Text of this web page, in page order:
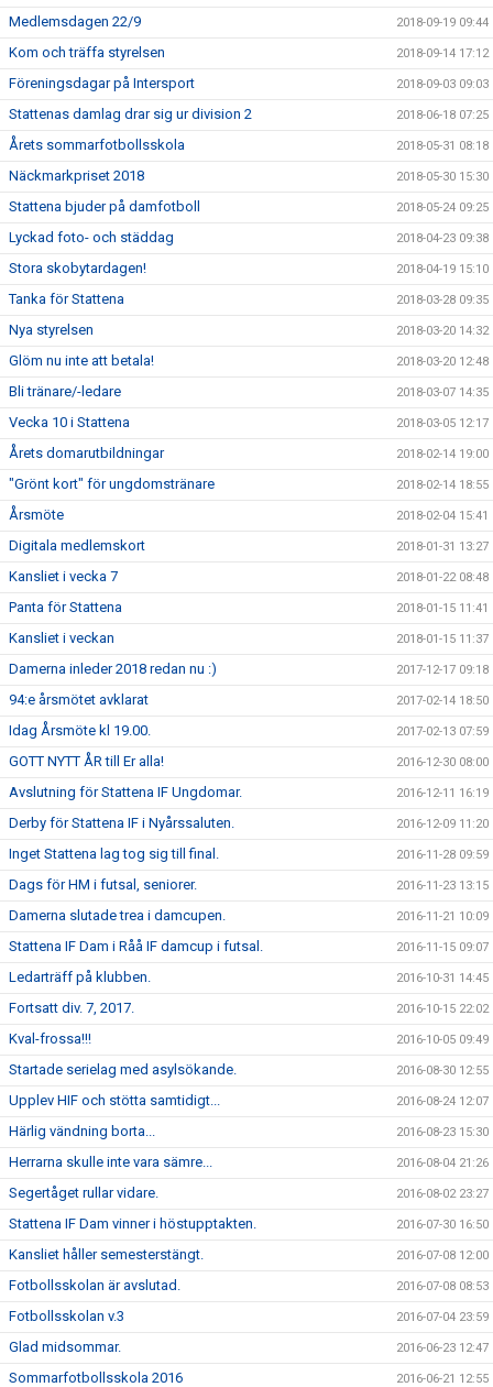
Medlemsdagen 22/9 2018-09-19 09:44
Kom och träffa styrelsen 2018-09-14 17:12
Föreningsdagar på Intersport 2018-09-03 09:03
Stattenas damlag drar sig ur division 2 2018-06-18 07:25
Årets sommarfotbollsskola 2018-05-31 08:18
Näckmarkpriset 2018 2018-05-30 15:30
Stattena bjuder på damfotboll 2018-05-24 09:25
Lyckad foto- och städdag 2018-04-23 09:38
Stora skobytardagen! 2018-04-19 15:10
Tanka för Stattena 2018-03-28 09:35
Nya styrelsen 2018-03-20 14:32
Glöm nu inte att betala! 2018-03-20 12:48
Bli tränare/-ledare 2018-03-07 14:35
Vecka 10 i Stattena 2018-03-05 12:17
Årets domarutbildningar 2018-02-14 19:00
"Grönt kort" för ungdomstränare 2018-02-14 18:55
Årsmöte 2018-02-04 15:41
Digitala medlemskort 2018-01-31 13:27
Kansliet i vecka 7 2018-01-22 08:48
Panta för Stattena 2018-01-15 11:41
Kansliet i veckan 2018-01-15 11:37
Damerna inleder 2018 redan nu :) 2017-12-17 09:18
94:e årsmötet avklarat 2017-02-14 18:50
Idag Årsmöte kl 19.00. 2017-02-13 07:59
GOTT NYTT ÅR till Er alla! 2016-12-30 08:00
Avslutning för Stattena IF Ungdomar. 2016-12-11 16:19
Derby för Stattena IF i Nyårssaluten. 2016-12-09 11:20
Inget Stattena lag tog sig till final. 2016-11-28 09:59
Dags för HM i futsal, seniorer. 2016-11-23 13:15
Damerna slutade trea i damcupen. 2016-11-21 10:09
Stattena IF Dam i Råå IF damcup i futsal. 2016-11-15 09:07
Ledarträff på klubben. 2016-10-31 14:45
Fortsatt div. 7, 2017. 2016-10-15 22:02
Kval-frossa!!! 2016-10-05 09:49
Startade serielag med asylsökande. 2016-08-30 12:55
Upplev HIF och stötta samtidigt... 2016-08-24 12:07
Härlig vändning borta... 2016-08-23 15:30
Herrarna skulle inte vara sämre... 2016-08-04 21:26
Segertåget rullar vidare. 2016-08-02 23:27
Stattena IF Dam vinner i höstupptakten. 2016-07-30 16:50
Kansliet håller semesterstängt. 2016-07-08 12:00
Fotbollsskolan är avslutad. 2016-07-08 08:53
Fotbollsskolan v.3 2016-07-04 23:59
Glad midsommar. 2016-06-23 12:47
Sommarfotbollsskola 2016 2016-06-21 12:55